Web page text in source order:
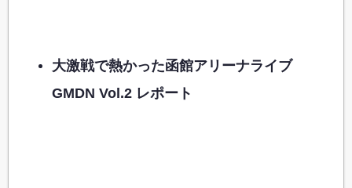
大激戦で熱かった函館アリーナライブ
GMDN Vol.2 レポート